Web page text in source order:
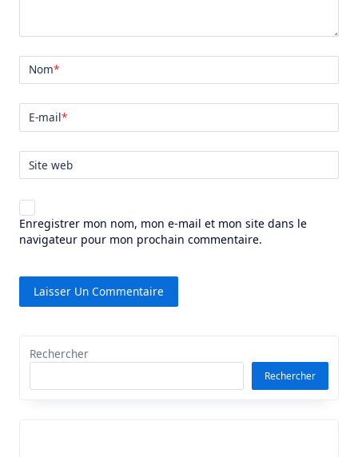
Nom*
E-mail*
Site web
Enregistrer mon nom, mon e-mail et mon site dans le
navigateur pour mon prochain commentaire.
Rechercher
Rechercher